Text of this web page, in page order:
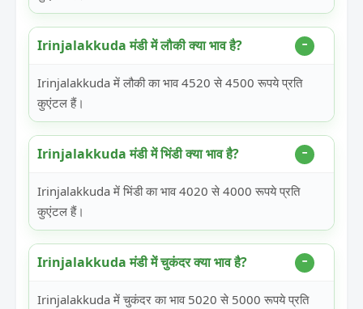
Irinjalakkuda मंडी में लौकी क्या भाव है?
Irinjalakkuda में लौकी का भाव 4520 से 4500 रूपये प्रति
कुएंटल हैं।
Irinjalakkuda मंडी में भिंडी क्या भाव है?
Irinjalakkuda में भिंडी का भाव 4020 से 4000 रूपये प्रति
कुएंटल हैं।
Irinjalakkuda मंडी में चुकंदर क्या भाव है?
Irinjalakkuda में चुकंदर का भाव 5020 से 5000 रूपये प्रति